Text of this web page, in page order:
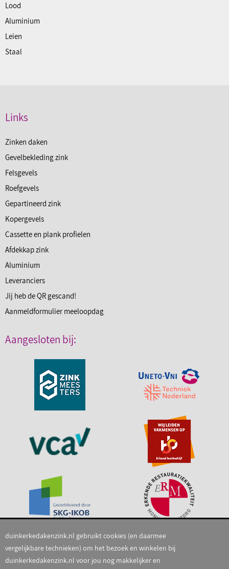
Lood
Aluminium
Leien
Staal
Links
Zinken daken
Gevelbekleding zink
Felsgevels
Roefgevels
Gepartineerd zink
Kopergevels
Cassette en plank profielen
Afdekkap zink
Aluminium
Leveranciers
Jij heb de QR gescand!
Aanmeldformulier meeloopdag
Aangesloten bij:
duinkerkedakenzink.nl gebruikt cookies (en daarmee
vergelijkbare technieken) om het bezoek en winkelen bij
duinkerkedakenzink.nl voor jou nog makkelijker en